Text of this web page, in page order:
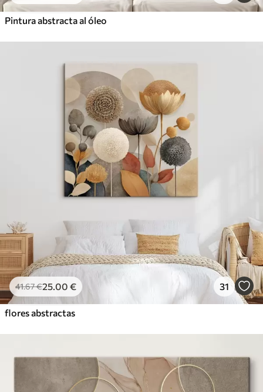
Pintura abstracta al óleo
41.67€25.00 € 31
flores abstractas